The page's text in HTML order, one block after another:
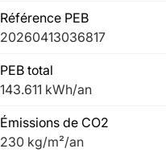
Référence PEB
20260413036817
PEB total
143.611 kWh/an
Émissions de CO2
230 kg/m²/an